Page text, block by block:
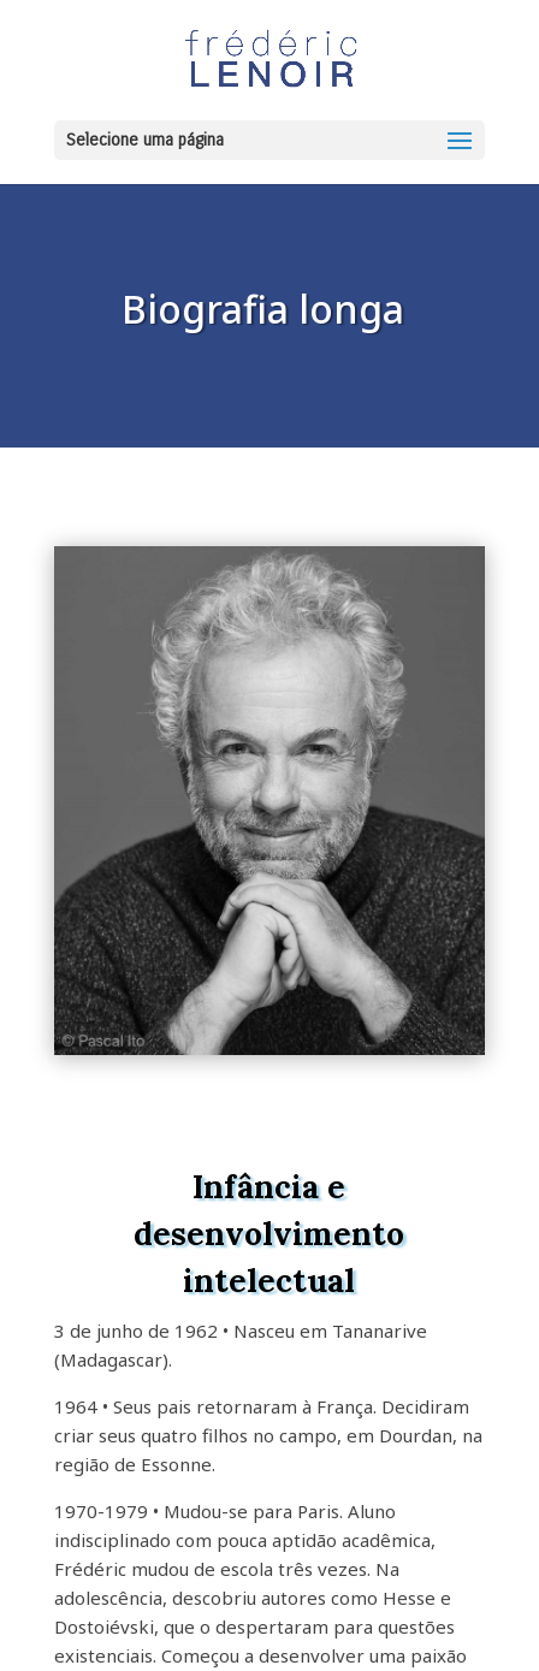
Selecione uma página
Biografia longa
Infância e
desenvolvimento
intelectual
3 de junho de 1962 • Nasceu em Tananarive
(Madagascar).
1964 • Seus pais retornaram à França. Decidiram
criar seus quatro filhos no campo, em Dourdan, na
região de Essonne.
1970-1979 • Mudou-se para Paris. Aluno
indisciplinado com pouca aptidão acadêmica,
Frédéric mudou de escola três vezes. Na
adolescência, descobriu autores como Hesse e
Dostoiévski, que o despertaram para questões
existenciais. Começou a desenvolver uma paixão